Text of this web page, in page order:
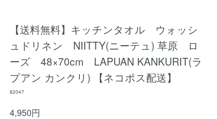
【送料無料】キッチンタオル ウォッシ
ュドリネン NIITTY(ニーテュ) 草原 ロ
ーズ 48×70cm LAPUAN KANKURIT(ラ
プアン カンクリ) 【ネコポス配送】
82047
4,950円